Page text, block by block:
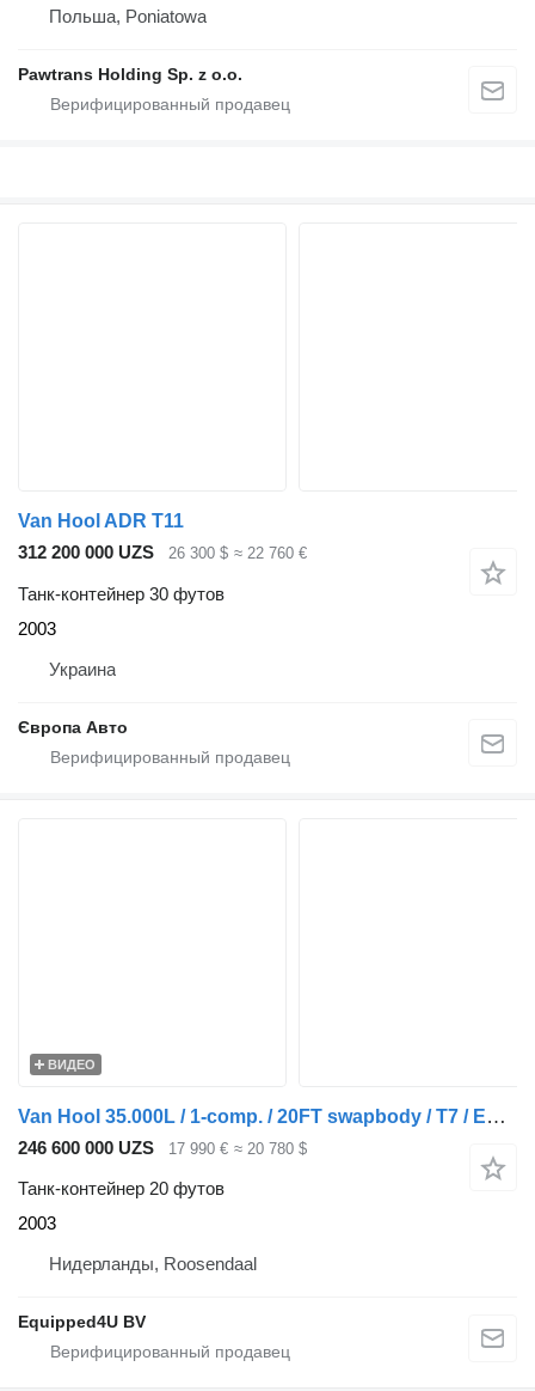
Польша, Poniatowa
Pawtrans Holding Sp. z o.o.
Van Hool ADR T11
312 200 000 UZS
26 300 $ ≈ 22 760 €
Танк-контейнер 30 футов
2003
Украина
Європа Авто
ВИДЕО
Van Hool 35.000L / 1-comp. / 20FT swapbody / T7 / EMKD / ADR 5Y + CSC-ins
246 600 000 UZS 17 990 € ≈ 20 780 $
Танк-контейнер 20 футов
2003
Нидерланды, Roosendaal
Equipped4U BV